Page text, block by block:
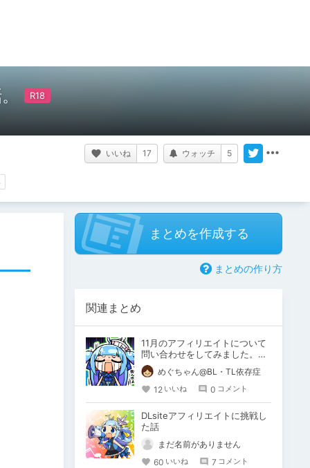
いいね 17 ウォッチ 5
まとめを作成する
まとめの作り方
関連まとめ
11月のアフィリエイトについて
問い合わせをしてみました。結
果．．．
めぐちゃん@BL・TL依存症
12 いいね 0 コメント
DLsiteアフィリエイトに挑戦し
た話
まだ名前がありません
60 いいね 7 コメント